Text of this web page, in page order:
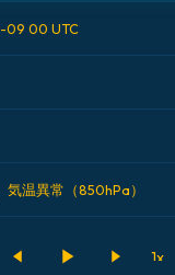
00 UTC
気温異常（850hPa）